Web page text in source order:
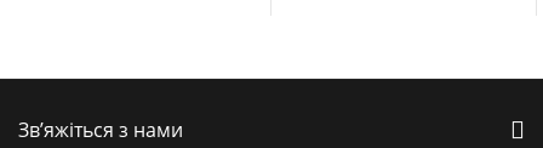
Зв’яжіться з нами